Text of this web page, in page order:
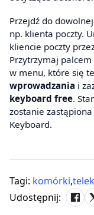
Przejdź do
np. klienta poczty.
kliencie poczty
Przytrzymaj
w menu, które się
wprowadzania i
keyboard free.
zostanie
Keyboard.
Tagi: komórki,
Udostępnij: